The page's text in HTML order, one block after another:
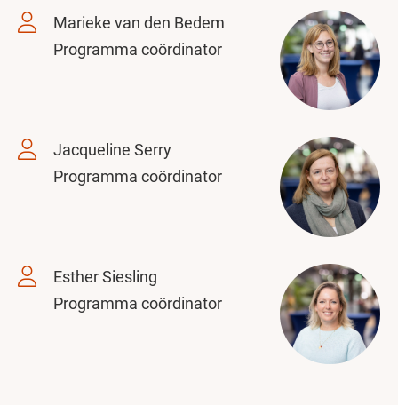
Marieke van den Bedem
Programma coördinator
Jacqueline Serry
Programma coördinator
Esther Siesling
Programma coördinator